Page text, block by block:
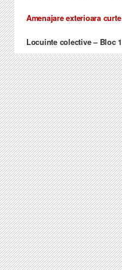
Amenajare exterioara curte
Locuinte colective – Bloc 1